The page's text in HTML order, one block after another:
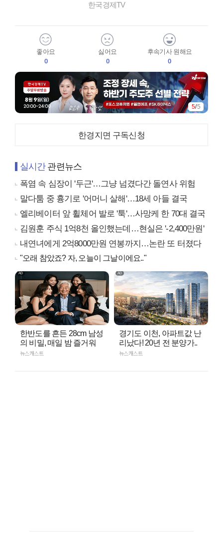
한국경제TV
좋아요
0
싫어요
0
후속기사 원해요
0
5/5
한경지면 구독신청
실시간관련뉴스
폭염 속 심장이 '두근'…그냥 넘겼다간 돌연사 위험
말다툼 중 흉기로 '어머니 살해'…18세 아들 결국
엘리베이터 앞 휠체어 발로 '툭'…사망케 한 70대 결국
김원훈 주식 1억8천 올인했는데…현실은 '-2,400만원'
내연녀에게 2억8000만원 연봉까지…논란 또 터졌다
"오래 참았죠? 자, 오늘이 그날이에요.."
한반도를 흔든 28cm 남성
의 비밀, 매일 밤 즐거워
뉴스캐스트
경기도 이천, 아파트값 난
리났다! 20년 전 분양가..
뉴스캐스트